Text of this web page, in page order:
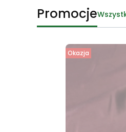
Promocje
Okazja